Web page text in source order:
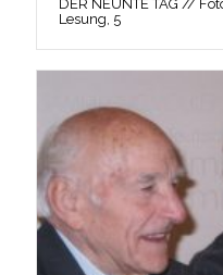
DER NEUNTE TAG //
Lesung, 5